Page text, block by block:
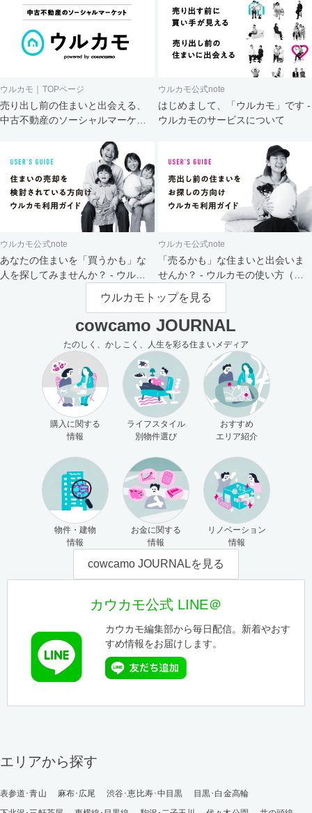
ウルカモ｜TOPページ
売り出し前の住まいと出会える、
中古不動産のソーシャルマーケッ
ウルカモ公式note
はじめまして、「ウルカモ」です -
ウルカモのサービスについて
ウルカモ公式note
あなたの住まいを「買うかも」な
人を探してみませんか？ - ウルカ
ウルカモ公式note
「売るかも」な住まいと出会いま
せんか？ - ウルカモの使い方（買
主さま向け）
ウルカモトップを見る
cowcamo JOURNAL
たのしく、かしこく、人生を彩る住まいメディア
購入に関する
情報
ライフスタイル
別物件選び
おすすめ
エリア紹介
物件・建物
情報
お金に関する
情報
リノベーション
情報
cowcamo JOURNALを見る
カウカモ公式 LINE＠
カウカモ編集部から毎日配信。新着やおす
すめ情報をお届けします。
エリアから探す
表参道･青山 麻布･広尾 渋谷･恵比寿･中目黒
目黒･白金高輪